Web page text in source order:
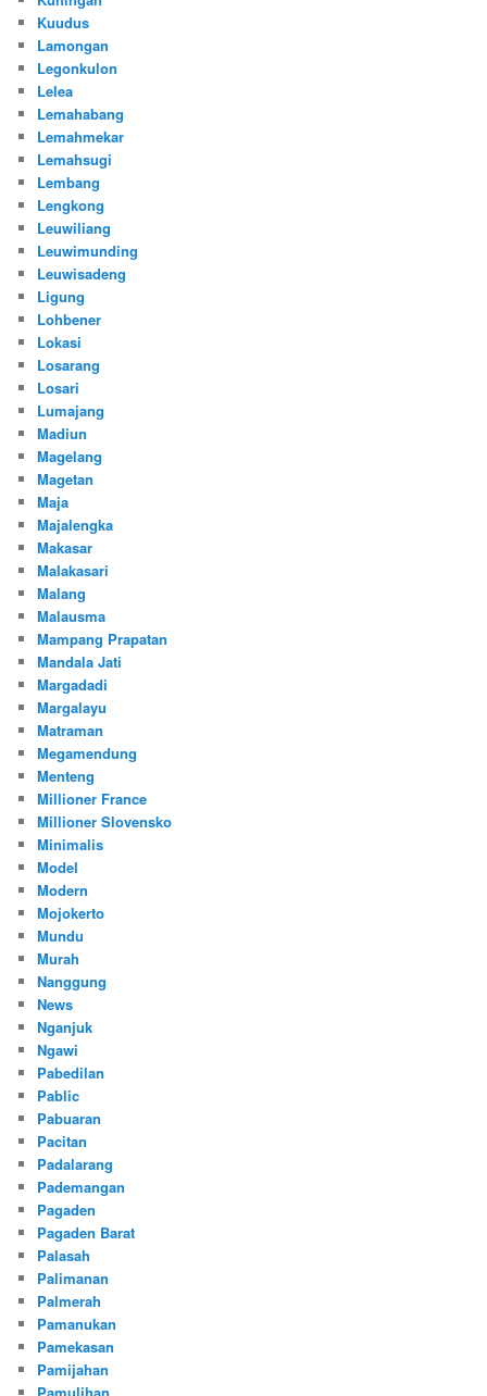
Kuudus
Lamongan
Legonkulon
Lelea
Lemahabang
Lemahmekar
Lemahsugi
Lembang
Lengkong
Leuwiliang
Leuwimunding
Leuwisadeng
Ligung
Lohbener
Lokasi
Losarang
Losari
Lumajang
Madiun
Magelang
Magetan
Maja
Majalengka
Makasar
Malakasari
Malang
Malausma
Mampang Prapatan
Mandala Jati
Margadadi
Margalayu
Matraman
Megamendung
Menteng
Millioner France
Millioner Slovensko
Minimalis
Model
Modern
Mojokerto
Mundu
Murah
Nanggung
News
Nganjuk
Ngawi
Pabedilan
Pablic
Pabuaran
Pacitan
Padalarang
Pademangan
Pagaden
Pagaden Barat
Palasah
Palimanan
Palmerah
Pamanukan
Pamekasan
Pamijahan